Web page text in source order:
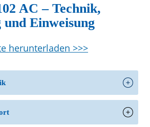
AC – Technik,
Einweisung
herunterladen >>>